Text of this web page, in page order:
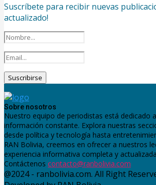
Suscríbete para recibir nuevas
actualizado!
Sobre nosotros
Nuestro equipo de periodistas está dedicado
información constante. Explora nuestras
desde política y tecnología hasta
RAN Bolivia, creemos en ofrecer a nuestros
experiencia informativa completa y
Contáctenos contacto@ranbolivia.com
@2024 - ranbolivia.com. All Right